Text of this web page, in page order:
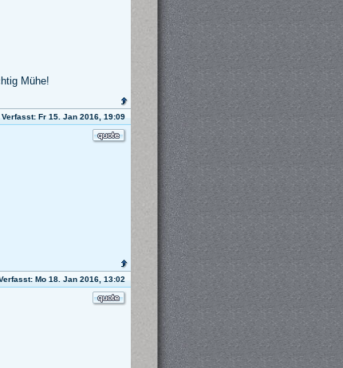
Mühe!
Verfasst: Fr 15. Jan 2016, 19:09
Mo 18. Jan 2016, 13:02